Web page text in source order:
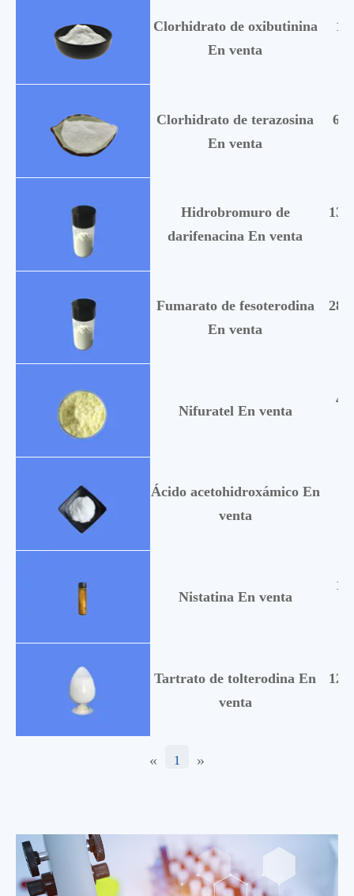
Clorhidrato de oxibutinina
En venta
Clorhidrato de terazosina
En venta
Hidrobromuro de
darifenacina En venta
Fumarato de fesoterodina
En venta
Nifuratel En venta
Ácido acetohidroxámico En
venta
Nistatina En venta
Tartrato de tolterodina En
venta
« 1 »